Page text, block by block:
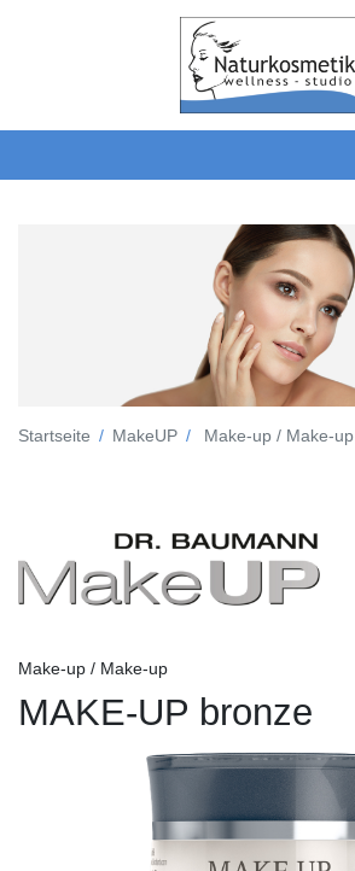
Startseite MakeUP Make-up / Make-up
Make-up / Make-up
MAKE-UP bronze